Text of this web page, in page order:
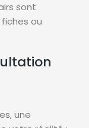
sont
ou
une